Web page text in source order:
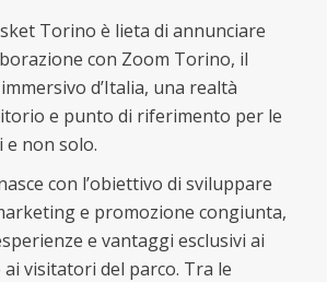
Torino è lieta di annunciare
con Zoom Torino, il
d’Italia, una realtà
e punto di riferimento per le
non solo.
con l’obiettivo di sviluppare
e promozione congiunta,
e vantaggi esclusivi ai
visitatori del parco. Tra le